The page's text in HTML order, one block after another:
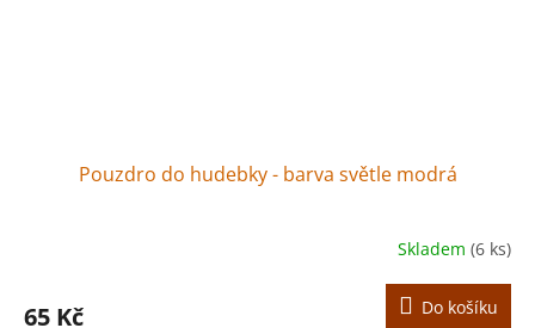
Pouzdro do hudebky - barva světle modrá
Skladem (6 ks)
65 Kč Do košíku